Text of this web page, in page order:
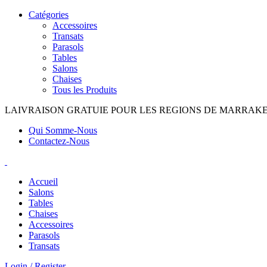
Catégories
Accessoires
Transats
Parasols
Tables
Salons
Chaises
Tous les Produits
LAIVRAISON GRATUIE POUR LES REGIONS DE
Qui Somme-Nous
Contactez-Nous
Accueil
Salons
Tables
Chaises
Accessoires
Parasols
Transats